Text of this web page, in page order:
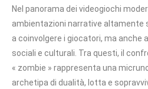
Nel panorama dei videogiochi
ambientazioni narrative altamente
a coinvolgere i giocatori, ma anche
sociali e culturali. Tra questi, il
« zombie » rappresenta una
archetipa di dualità, lotta e